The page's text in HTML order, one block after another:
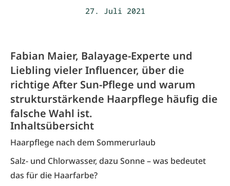
27. Juli 2021
Fabian Maier, Balayage-Experte und
Liebling vieler Influencer, über die
richtige After Sun-Pflege und warum
strukturstärkende Haarpflege häufig die
falsche Wahl ist.
Inhaltsübersicht
Haarpflege nach dem Sommerurlaub
Salz- und Chlorwasser, dazu Sonne – was bedeutet
das für die Haarfarbe?